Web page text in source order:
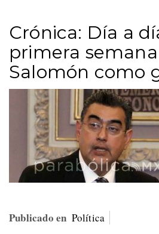
Crónica: Día a
primera
Salomón como
Publicado en Política